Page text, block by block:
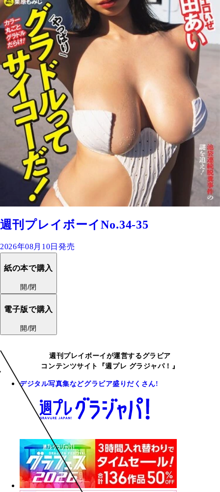
週刊プレイボーイNo.34-35
2026年08月10日発売
紙の本で購入
開/閉
電子版で購入
開/閉
週刊プレイボーイが運営するグラビア
コンテンツサイト『週プレ グラジャパ！』
デジタル写真集などグラビア盛りだくさん!